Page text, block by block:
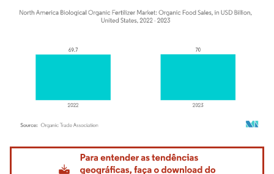
Imagem © Mordor Intelligence. O reuso requer atribuição conforme CC BY 4.0.